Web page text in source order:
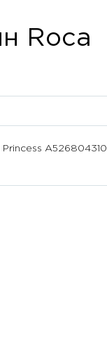
Roca
Princess A526804310